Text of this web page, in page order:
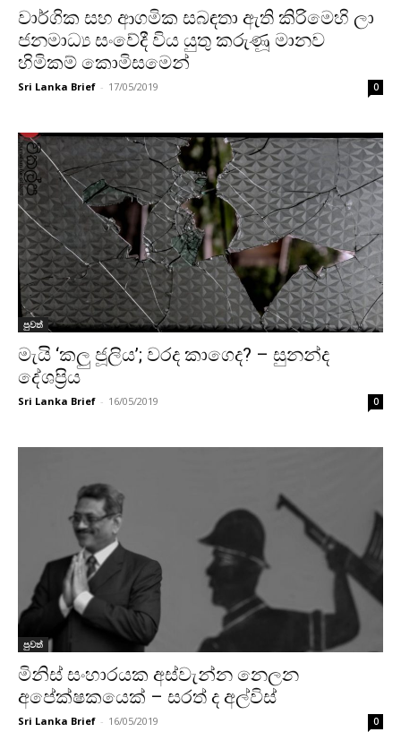
වාර්ගික සහ ආගමික සබඳතා ඇති කිරිමෙහි ලා
ජනමාධ්‍ය සංවේදී විය යුතු කරුණූ මානව
හිමිකම් කොමිසමෙන්
Sri Lanka Brief - 17/05/2019 0
පුවත්
මැයි ‘කලු ජූලිය’; වරද කාගෙද? – සුනන්ද
දේශප්‍රිය
Sri Lanka Brief - 16/05/2019 0
පුවත්
මිනිස් සංහාරයක අස්වැන්න නෙලන
අපේක්ෂකයෙක් – සරත් ද අල්විස්
Sri Lanka Brief - 16/05/2019 0